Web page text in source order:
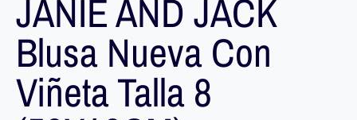
JANIE AND JACK
Blusa Nueva Con
Viñeta Talla 8